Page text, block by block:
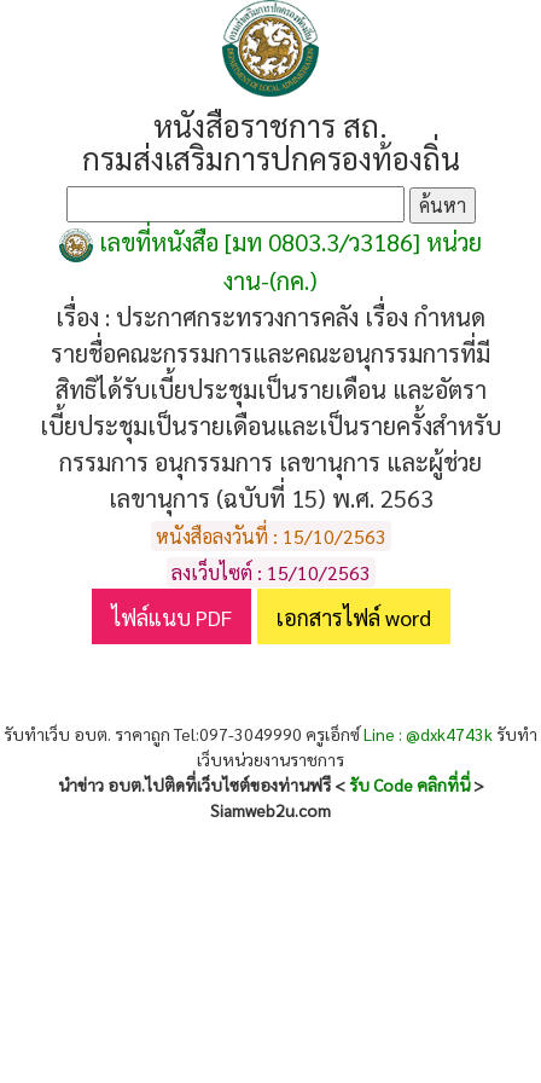
หนังสือราชการ สถ.
กรมส่งเสริมการปกครองท้องถิ่น
เลขที่หนังสือ [มท 0803.3/ว3186] หน่วย
งาน-(กค.)
เรื่อง : ประกาศกระทรวงการคลัง เรื่อง กำหนด
รายชื่อคณะกรรมการและคณะอนุกรรมการที่มี
สิทธิได้รับเบี้ยประชุมเป็นรายเดือน และอัตรา
เบี้ยประชุมเป็นรายเดือนและเป็นรายครั้งสำหรับ
กรรมการ อนุกรรมการ เลขานุการ และผู้ช่วย
เลขานุการ (ฉบับที่ 15) พ.ศ. 2563
หนังสือลงวันที่ : 15/10/2563
ลงเว็บไซต์ : 15/10/2563
ไฟล์แนบ PDF เอกสารไฟล์ word
รับทำเว็บ อบต. ราคาถูก Tel:097-3049990 ครูเอ็กซ์Line : @dxk4743k รับทำ
เว็บหน่วยงานราชการ
นำข่าว อบต.ไปติดที่เว็บไซต์ของท่านฟรี <รับ Code คลิกที่นี่>
Siamweb2u.com